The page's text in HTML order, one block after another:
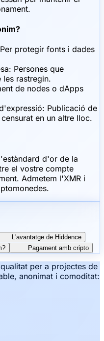
protegir fonts i dades
Persones que
les rastregin.
de nodes o dApps
Publicació de
en un altre lloc.
d'or de la
el vostre compte
Admetem l'XMR i
L'avantatge de Hiddence
Pagament amb cripto
per a projectes de
anonimat i comoditat: